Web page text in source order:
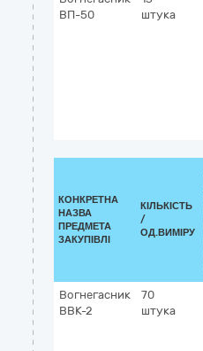
ВП-50
штука
КОНКРЕТНА
НАЗВА
ПРЕДМЕТА
ЗАКУПІВЛІ
КІЛЬКІСТЬ
/
ОД.ВИМІРУ
Вогнегасник
ВВК-2
70
штука